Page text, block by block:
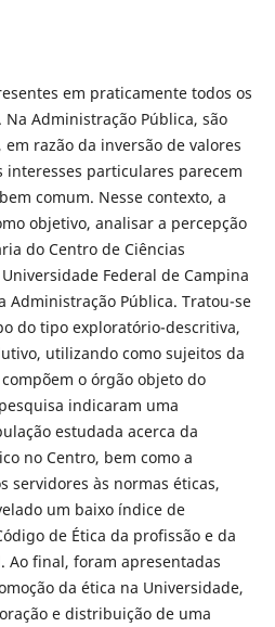
em praticamente todos os
Administração Pública, são
razão da inversão de valores
interesses particulares parecem
comum. Nesse contexto, a
objetivo, analisar a percepção
do Centro de Ciências
Federal de Campina
Administração Pública. Tratou-se
do tipo exploratório-descritiva,
utilizando como sujeitos da
o órgão objeto do
indicaram uma
estudada acerca da
no Centro, bem como a
servidores às normas éticas,
um baixo índice de
de Ética da profissão e da
Ao final, foram apresentadas
da ética na Universidade,
e distribuição de uma